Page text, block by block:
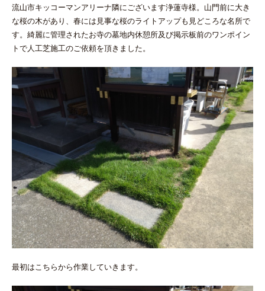
流山市キッコーマンアリーナ隣にございます浄蓮寺様。山門前に大き
な桜の木があり、春には見事な桜のライトアップも見どころな名所で
す。綺麗に管理されたお寺の墓地内休憩所及び掲示板前のワンポイン
トで人工芝施工のご依頼を頂きました。
最初はこちらから作業していきます。